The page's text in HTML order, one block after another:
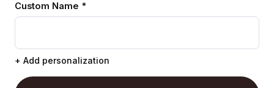
Custom Name *
+ Add personalization